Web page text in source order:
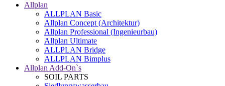
Allplan
ALLPLAN Basic
Allplan Concept (Architektur)
Allplan Professional (Ingenieurbau)
Allplan Ultimate
ALLPLAN Bridge
ALLPLAN Bimplus
Allplan Add-On`s
SOIL PARTS